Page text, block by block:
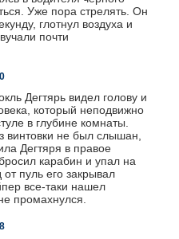
Уже пора стрелять. Он
глотнул воздуха и
почти
Дегтярь видел голову и
который неподвижно
в глубине комнаты.
винтовки не был слышан,
Дегтяря в правое
карабин и упал на
пуль его закрывал
все-таки нашел
промахнулся.